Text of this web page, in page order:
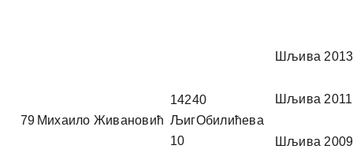
79 Михаило Живановић
14240
ЉигОбилићева
10
Шљива 2013
Шљива 2011
Шљива 2009